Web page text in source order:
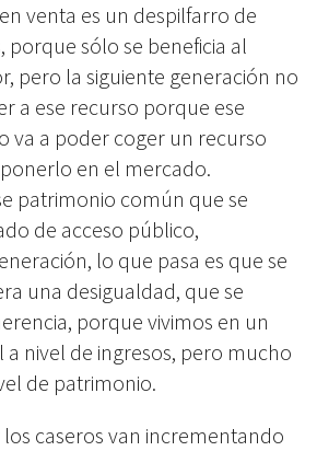
venta es un despilfarro de
porque sólo se beneficia al
pero la siguiente generación no
a ese recurso porque ese
va a poder coger un recurso
en el mercado.
patrimonio común que se
de acceso público,
lo que pasa es que se
una desigualdad, que se
porque vivimos en un
a nivel de ingresos, pero mucho
de patrimonio.
caseros van incrementando